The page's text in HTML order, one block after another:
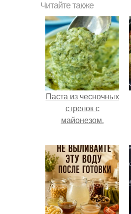
Читайте также
Паста из чесночных
стрелок с
майонезом.